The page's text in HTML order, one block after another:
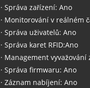
· Správa zařízení: Ano
· Monitorování v reálném
· Správa uživatelů: Ano
· Správa karet RFID:Ano
· Management vyvažování
· Správa firmwaru: Ano
· Záznam nabíjení: Ano